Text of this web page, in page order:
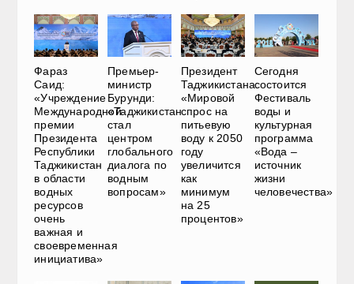
Фараз
Саид:
«Учреждение
Международной
премии
Президента
Республики
Таджикистан
в области
водных
ресурсов
очень
важная и
своевременная
инициатива»
Премьер-
министр
Бурунди:
«Таджикистан
стал
центром
глобального
диалога по
водным
вопросам»
Президент
Таджикистана:
«Мировой
спрос на
питьевую
воду к 2050
году
увеличится
как
минимум
на 25
процентов»
Сегодня
состоится
Фестиваль
воды и
культурная
программа
«Вода –
источник
жизни
человечества»